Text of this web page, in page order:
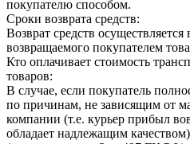
покупателю способом.
Сроки возврата средств:
Возврат средств
возвращаемого покупателем
Кто оплачивает стоимость
товаров:
В случае, если покупатель
по причинам, не зависящим от
компании (т.е. курьер прибыл
обладает надлежащим